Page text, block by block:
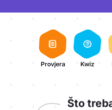
Aktivnosti lekcije
Provjera Kwiz
Što